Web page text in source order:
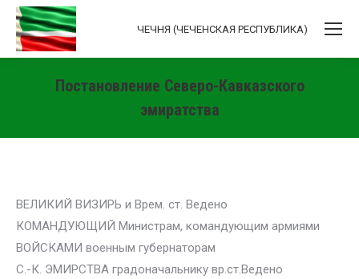
ЧЕЧНЯ (ЧЕЧЕНСКАЯ РЕСПУБЛИКА)
Постановление Северо-Кавказского
эмиратства
ВЕЛИКИЙ ВИЗИРЬ и Врем. ст. Ведено
КОМАНДУЮЩИЙ Министрам, командующим армиями
ВОЙСКАМИ военным губернаторам
С.-К. ЭМИРСТВА градоначальнику вр.ст.Ведено